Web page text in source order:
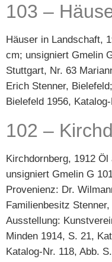
103 –
Häuser in Landschaft,
cm; unsigniert Gmelin
Stuttgart, Nr. 63
Erich Stenner,
Bielefeld 1956,
102 –
Kirchdornberg, 1912
unsigniert Gmelin G
Provenienz: Dr.
Familienbesitz
Ausstellung:
Minden 1914, S. 21,
Katalog-Nr. 118, Abb.